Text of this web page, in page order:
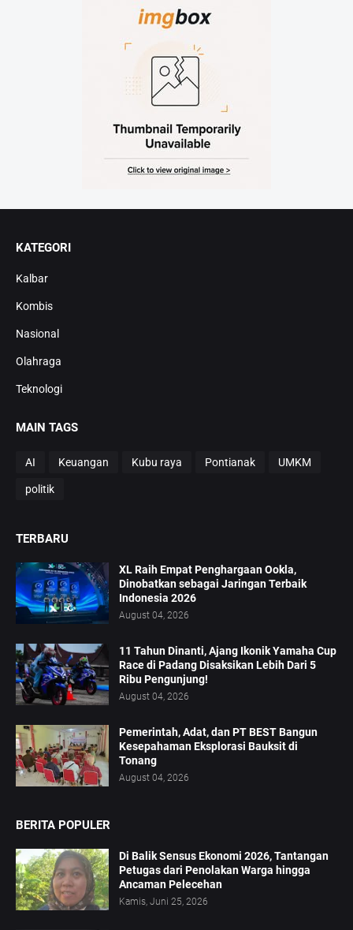
KATEGORI
Kalbar
Kombis
Nasional
Olahraga
Teknologi
MAIN TAGS
AI Keuangan Kubu raya Pontianak UMKM
politik
TERBARU
XL Raih Empat Penghargaan Ookla,
Dinobatkan sebagai Jaringan Terbaik
Indonesia 2026
August 04, 2026
11 Tahun Dinanti, Ajang Ikonik Yamaha Cup
Race di Padang Disaksikan Lebih Dari 5
Ribu Pengunjung!
August 04, 2026
Pemerintah, Adat, dan PT BEST Bangun
Kesepahaman Eksplorasi Bauksit di
Tonang
August 04, 2026
BERITA POPULER
Di Balik Sensus Ekonomi 2026, Tantangan
Petugas dari Penolakan Warga hingga
Ancaman Pelecehan
Kamis, Juni 25, 2026